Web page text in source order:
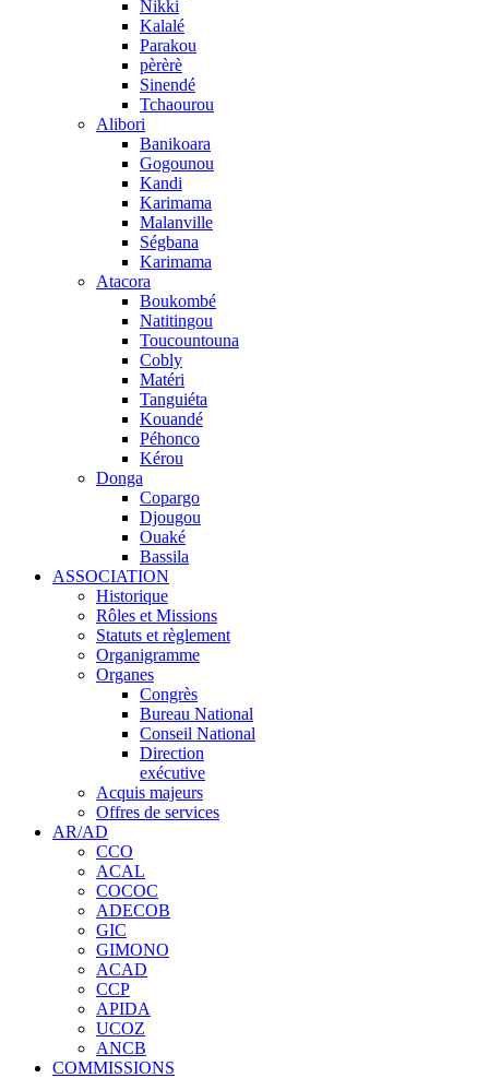
Nikki
Kalalé
Parakou
pèrèrè
Sinendé
Tchaourou
Alibori
Banikoara
Gogounou
Kandi
Karimama
Malanville
Ségbana
Karimama
Atacora
Boukombé
Natitingou
Toucountouna
Cobly
Matéri
Tanguiéta
Kouandé
Péhonco
Kérou
Donga
Copargo
Djougou
Ouaké
Bassila
ASSOCIATION
Historique
Rôles et Missions
Statuts et règlement
Organigramme
Organes
Congrès
Bureau National
Conseil National
Direction
exécutive
Acquis majeurs
Offres de services
AR/AD
CCO
ACAL
COCOC
ADECOB
GIC
GIMONO
ACAD
CCP
APIDA
UCOZ
ANCB
COMMISSIONS